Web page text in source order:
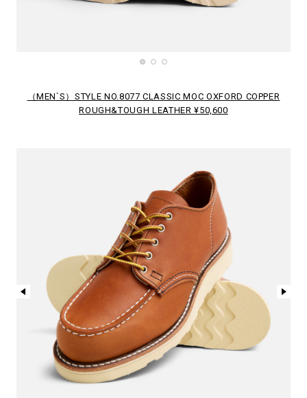
（MEN`S）STYLE NO.8077 CLASSIC MOC OXFORD COPPER
ROUGH&TOUGH LEATHER ¥50,600